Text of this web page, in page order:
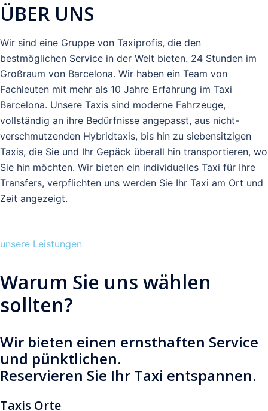
ÜBER UNS
Wir sind eine Gruppe von Taxiprofis, die den
bestmöglichen Service in der Welt bieten. 24 Stunden im
Großraum von Barcelona. Wir haben ein Team von
Fachleuten mit mehr als 10 Jahre Erfahrung im Taxi
Barcelona. Unsere Taxis sind moderne Fahrzeuge,
vollständig an ihre Bedürfnisse angepasst, aus nicht-
verschmutzenden Hybridtaxis, bis hin zu siebensitzigen
Taxis, die Sie und Ihr Gepäck überall hin transportieren, wo
Sie hin möchten. Wir bieten ein individuelles Taxi für Ihre
Transfers, verpflichten uns werden Sie Ihr Taxi am Ort und
Zeit angezeigt.
unsere Leistungen
Warum Sie uns wählen
sollten?
Wir bieten einen ernsthaften Service
und pünktlichen.
Reservieren Sie Ihr Taxi entspannen.
Taxis Orte